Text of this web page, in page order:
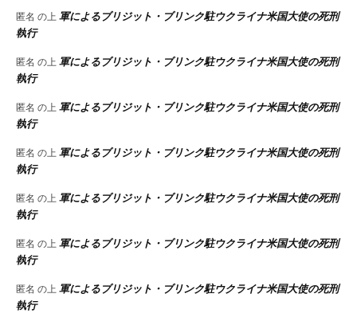
匿名 の上 軍によるブリジット・ブリンク駐ウクライナ米国大使の死刑
執行
匿名 の上 軍によるブリジット・ブリンク駐ウクライナ米国大使の死刑
執行
匿名 の上 軍によるブリジット・ブリンク駐ウクライナ米国大使の死刑
執行
匿名 の上 軍によるブリジット・ブリンク駐ウクライナ米国大使の死刑
執行
匿名 の上 軍によるブリジット・ブリンク駐ウクライナ米国大使の死刑
執行
匿名 の上 軍によるブリジット・ブリンク駐ウクライナ米国大使の死刑
執行
匿名 の上 軍によるブリジット・ブリンク駐ウクライナ米国大使の死刑
執行